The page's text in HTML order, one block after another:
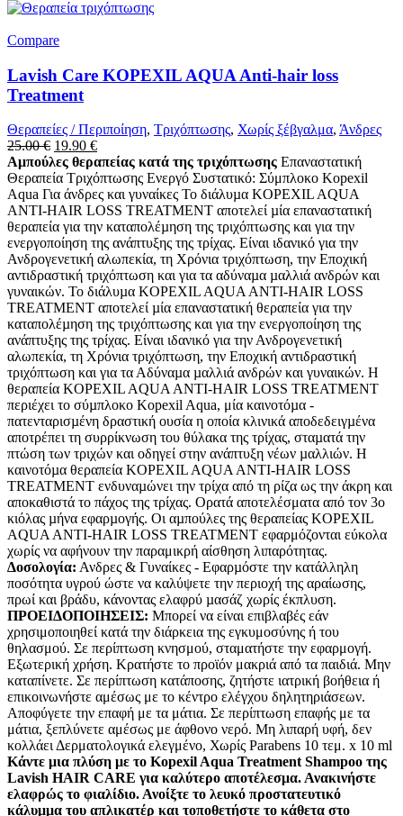
Compare
Lavish Care KOPEXIL AQUA Anti-hair loss
Treatment
Θεραπείες / Περιποίηση, Τριχόπτωσης, Χωρίς ξέβγαλμα, Άνδρες
25.00€ Original
price
was:
25.00 €.
19.90 €Η
τρέχουσα
τιμή
είναι:
19.90 €.
Αμπούλες θεραπείας κατά της τριχόπτωσης Επαναστατική
Θεραπεία Τριχόπτωσης Ενεργό Συστατικό: Σύμπλοκο Kopexil
Aqua Για άνδρες και γυναίκες Το διάλυµα KOPEXIL AQUA
ANTI-HAIR LOSS TREATMENT αποτελεί µία επαναστατική
θεραπεία για την καταπολέµηση της τριχόπτωσης και για την
ενεργοποίηση της ανάπτυξης της τρίχας. Είναι ιδανικό για την
Ανδρογενετική αλωπεκία, τη Χρόνια τριχόπτωση, την Εποχική
αντιδραστική τριχόπτωση και για τα αδύναµα µαλλιά ανδρών και
γυναικών. Το διάλυµα KOPEXIL AQUA ANTI-HAIR LOSS
TREATMENT αποτελεί µία επαναστατική θεραπεία για την
καταπολέµηση της τριχόπτωσης και για την ενεργοποίηση της
ανάπτυξης της τρίχας. Είναι ιδανικό για την Ανδρογενετική
αλωπεκία, τη Χρόνια τριχόπτωση, την Εποχική αντιδραστική
τριχόπτωση και για τα Αδύναµα µαλλιά ανδρών και γυναικών. Η
θεραπεία KOPEXIL AQUA ANTI-HAIR LOSS TREATMENT
περιέχει το σύµπλοκο Kopexil Aqua, μία καινοτόµα -
πατενταρισµένη δραστική ουσία η οποία κλινικά αποδεδειγµένα
αποτρέπει τη συρρίκνωση του θύλακα της τρίχας, σταµατά την
πτώση των τριχών και οδηγεί στην ανάπτυξη νέων µαλλιών. Η
καινοτόµα θεραπεία KOPEXIL AQUA ANTI-HAIR LOSS
TREATMENT ενδυναµώνει την τρίχα από τη ρίζα ως την άκρη και
αποκαθιστά το πάχος της τρίχας. Ορατά αποτελέσματα από τον 3ο
κιόλας µήνα εφαρµογής. Οι αµπούλες της θεραπείας KOPEXIL
AQUA ANTI-HAIR LOSS TREATMENT εφαρμόζονται εύκολα
χωρίς να αφήνουν την παραμικρή αίσθηση λιπαρότητας.
∆οσολογία: Ανδρες & Γυναίκες - Εφαρµόστε την κατάλληλη
ποσότητα υγρού ώστε να καλύψετε την περιοχή της αραίωσης,
πρωί και βράδυ, κάνοντας ελαφρύ µασάζ χωρίς έκπλυση.
ΠΡΟΕΙΔΟΠΟΙΗΣΕΙΣ: Μπορεί να είναι επιβλαβές εάν
χρησιμοποιηθεί κατά την διάρκεια της εγκυμοσύνης ή του
θηλασμού. Σε περίπτωση κνησμού, σταματήστε την εφαρμογή.
Εξωτερική χρήση. Κρατήστε το προϊόν μακριά από τα παιδιά. Μην
καταπίνετε. Σε περίπτωση κατάποσης, ζητήστε ιατρική βοήθεια ή
επικοινωνήστε αμέσως με το κέντρο ελέγχου δηλητηριάσεων.
Αποφύγετε την επαφή με τα μάτια. Σε περίπτωση επαφής με τα
μάτια, ξεπλύνετε αμέσως με άφθονο νερό. Μη λιπαρή υφή, δεν
κολλάει Δερματολογικά ελεγμένο, Χωρίς Parabens 10 τεμ. x 10 ml
Κάντε μια πλύση με το Kopexil Aqua Treatment Shampoo της
Lavish HAIR CARE για καλύτερο αποτέλεσμα. Ανακινήστε
ελαφρώς το φιαλίδιο. Ανοίξτε το λευκό προστατευτικό
κάλυμμα του απλικατέρ και τοποθετήστε το κάθετα στο